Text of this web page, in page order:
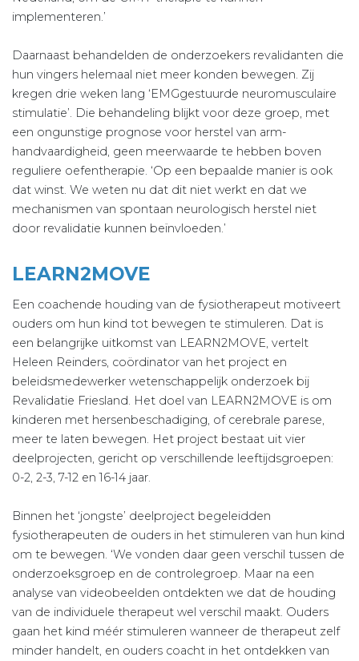
implementeren.’
Daarnaast behandelden de onderzoekers revalidanten die
hun vingers helemaal niet meer konden bewegen. Zij
kregen drie weken lang ‘EMGgestuurde neuromusculaire
stimulatie’. Die behandeling blijkt voor deze groep, met
een ongunstige prognose voor herstel van arm-
handvaardigheid, geen meerwaarde te hebben boven
reguliere oefentherapie. ‘Op een bepaalde manier is ook
dat winst. We weten nu dat dit niet werkt en dat we
mechanismen van spontaan neurologisch herstel niet
door revalidatie kunnen beïnvloeden.’
LEARN2MOVE
Een coachende houding van de fysiotherapeut motiveert
ouders om hun kind tot bewegen te stimuleren. Dat is
een belangrijke uitkomst van LEARN2MOVE, vertelt
Heleen Reinders, coördinator van het project en
beleidsmedewerker wetenschappelijk onderzoek bij
Revalidatie Friesland. Het doel van LEARN2MOVE is om
kinderen met hersenbeschadiging, of cerebrale parese,
meer te laten bewegen. Het project bestaat uit vier
deelprojecten, gericht op verschillende leeftijdsgroepen:
0-2, 2-3, 7-12 en 16-14 jaar.
Binnen het ‘jongste’ deelproject begeleidden
fysiotherapeuten de ouders in het stimuleren van hun kind
om te bewegen. ‘We vonden daar geen verschil tussen de
onderzoeksgroep en de controlegroep. Maar na een
analyse van videobeelden ontdekten we dat de houding
van de individuele therapeut wel verschil maakt. Ouders
gaan het kind méér stimuleren wanneer de therapeut zelf
minder handelt, en ouders coacht in het ontdekken van